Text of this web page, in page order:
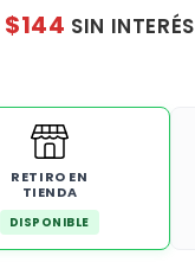
$144 SIN INTERÉS
RETIRO EN
TIENDA
DISPONIBLE